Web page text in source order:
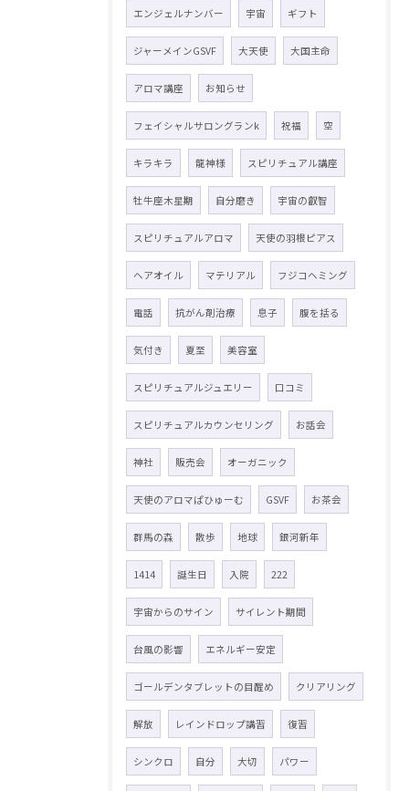
エンジェルナンバー 宇宙 ギフト
ジャーメインGSVF 大天使 大国主命
アロマ講座 お知らせ
フェイシャルサロングランk 祝福 空
キラキラ 龍神様 スピリチュアル講座
牡牛座木星期 自分磨き 宇宙の叡智
スピリチュアルアロマ 天使の羽根ピアス
ヘアオイル マテリアル フジコヘミング
電話 抗がん剤治療 息子 腹を括る
気付き 夏至 美容室
スピリチュアルジュエリー 口コミ
スピリチュアルカウンセリング お話会
神社 販売会 オーガニック
天使のアロマぱひゅーむ GSVF お茶会
群馬の森 散歩 地球 銀河新年
1414 誕生日 入院 222
宇宙からのサイン サイレント期間
台風の影響 エネルギー安定
ゴールデンタブレットの目醒め クリアリング
解放 レインドロップ講習 復習
シンクロ 自分 大切 パワー